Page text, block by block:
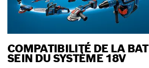
COMPATIBILITÉ DE LA
SEIN DU SYSTÈME 18V